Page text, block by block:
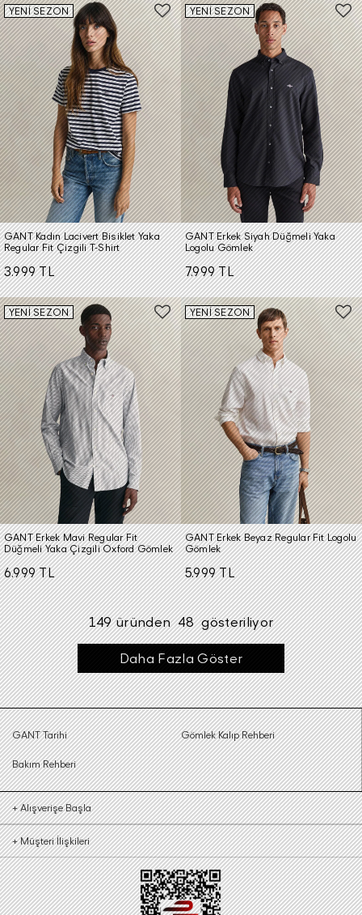
YENİ SEZON
GANT Kadın Lacivert Bisiklet Yaka
Regular Fit Çizgili T-Shirt
3.999 TL
YENİ SEZON
GANT Erkek Siyah Düğmeli Yaka
Logolu Gömlek
7.999 TL
YENİ SEZON
GANT Erkek Mavi Regular Fit
Düğmeli Yaka Çizgili Oxford Gömlek
6.999 TL
YENİ SEZON
GANT Erkek Beyaz Regular Fit Logolu
Gömlek
5.999 TL
149üründen48gösteriliyor
Daha Fazla Göster
GANT Tarihi Gömlek Kalıp Rehberi
Bakım Rehberi
+Alışverişe Başla
+Müşteri İlişkileri